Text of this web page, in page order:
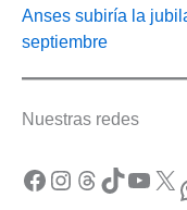
Anses subiría la
septiembre
Nuestras redes
Facebook Instagram Threads TikTok YouTube X